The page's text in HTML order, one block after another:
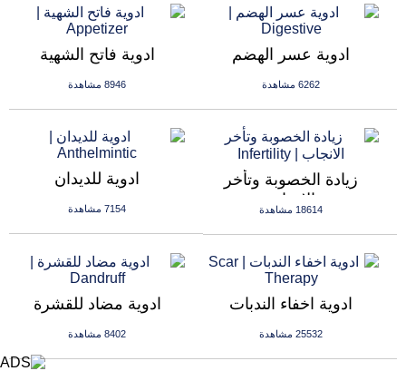
ادوية فاتح الشهية
8946 مشاهدة
ادوية عسر الهضم
6262 مشاهدة
ادوية للديدان
7154 مشاهدة
زيادة الخصوبة وتأخر
الانجاب
18614 مشاهدة
ادوية مضاد للقشرة
8402 مشاهدة
ادوية اخفاء الندبات
25532 مشاهدة